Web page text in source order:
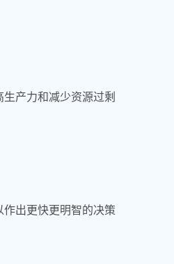
产力和减少资源过剩
出更快更明智的决策